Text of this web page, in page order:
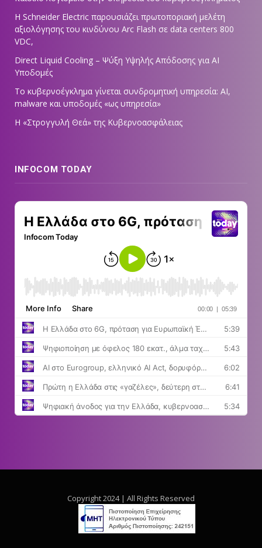
Η Schneider Electric παρουσιάζει πρωτοποριακή μελέτη
αξιολόγησης του κινδύνου Arc Flash σε data centers 800
VDC,
Direct Liquid Cooling – Ψύξη Υψηλής Απόδοσης για AI
Υποδομές
Το κυβερνοέγκλημα γίνεται συνδρομητική υπηρεσία: AI,
malware και υποδομές «ως υπηρεσία»
Η «Στρογγυλή Θεά» της Κυβερνοασφάλειας
INFOCOM TODAY
Copyright 2024 | All Rights Reserved